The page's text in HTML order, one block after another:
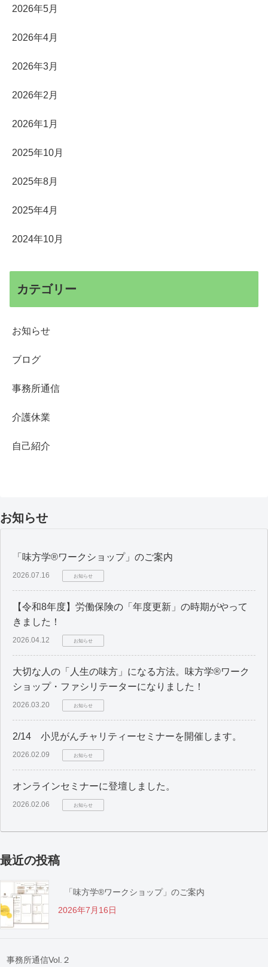
2026年5月
2026年4月
2026年3月
2026年2月
2026年1月
2025年10月
2025年8月
2025年4月
2024年10月
カテゴリー
お知らせ
ブログ
事務所通信
介護休業
自己紹介
お知らせ
「味方学®ワークショップ」のご案内
2026.07.16 お知らせ
【令和8年度】労働保険の「年度更新」の時期がやって
きました！
2026.04.12 お知らせ
大切な人の「人生の味方」になる方法。味方学®ワーク
ショップ・ファシリテーターになりました！
2026.03.20 お知らせ
2/14 小児がんチャリティーセミナーを開催します。
2026.02.09 お知らせ
オンラインセミナーに登壇しました。
2026.02.06 お知らせ
最近の投稿
「味方学®ワークショップ」のご案内
2026年7月16日
事務所通信Vol.２